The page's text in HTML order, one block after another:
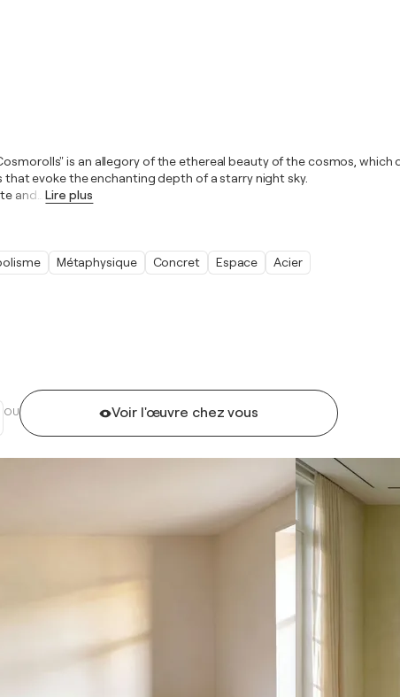
OU Voir l'œuvre chez vous
is an allegory of the ethereal beauty of the cosmos,
evoke the enchanting depth of a starry night sky.
and
Lire plus
Métaphysique Concret Espace Acier